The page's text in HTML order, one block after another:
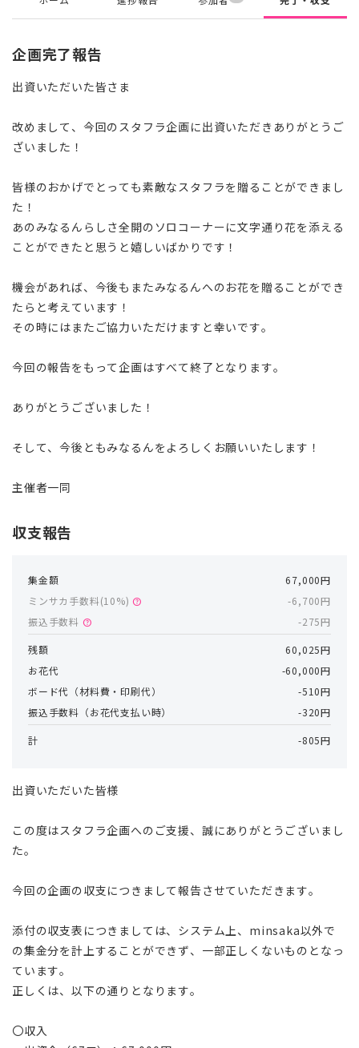
企画完了報告
出資いただいた皆さま
改めまして、今回のスタフラ企画に出資いただきありがとうご
ざいました！
皆様のおかげでとっても素敵なスタフラを贈ることができまし
た！
あのみなるんらしさ全開のソロコーナーに文字通り花を添える
ことができたと思うと嬉しいばかりです！
機会があれば、今後もまたみなるんへのお花を贈ることができ
たらと考えています！
その時にはまたご協力いただけますと幸いです。
今回の報告をもって企画はすべて終了となります。
ありがとうございました！
そして、今後ともみなるんをよろしくお願いいたします！
主催者一同
収支報告
集金額
67,000円
ミンサカ手数料(10%) help
-6,700円
振込手数料 help -275円
残額
60,025円
お花代
-60,000円
ボード代（材料費・印刷代）
-510円
振込手数料（お花代支払い時）
-320円
計 -805円
出資いただいた皆様
この度はスタフラ企画へのご支援、誠にありがとうございまし
た。
今回の企画の収支につきまして報告させていただきます。
添付の収支表につきましては、システム上、minsaka以外で
の集金分を計上することができず、一部正しくないものとなっ
ています。
正しくは、以下の通りとなります。
〇収入